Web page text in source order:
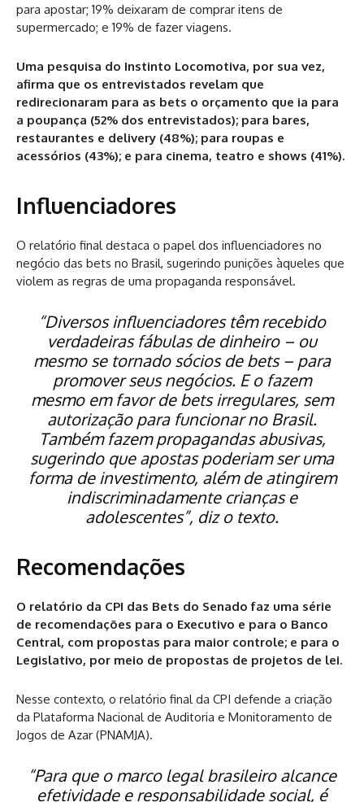
para apostar; 19% deixaram de comprar itens de
supermercado; e 19% de fazer viagens.
Uma pesquisa do Instinto Locomotiva, por sua vez,
afirma que os entrevistados revelam que
redirecionaram para as bets o orçamento que ia para
a poupança (52% dos entrevistados); para bares,
restaurantes e delivery (48%); para roupas e
acessórios (43%); e para cinema, teatro e shows (41%).
Influenciadores
O relatório final destaca o papel dos influenciadores no
negócio das bets no Brasil, sugerindo punições àqueles que
violem as regras de uma propaganda responsável.
“Diversos influenciadores têm recebido
verdadeiras fábulas de dinheiro – ou
mesmo se tornado sócios de bets – para
promover seus negócios. E o fazem
mesmo em favor de bets irregulares, sem
autorização para funcionar no Brasil.
Também fazem propagandas abusivas,
sugerindo que apostas poderiam ser uma
forma de investimento, além de atingirem
indiscriminadamente crianças e
adolescentes”, diz o texto.
Recomendações
O relatório da CPI das Bets do Senado faz uma série
de recomendações para o Executivo e para o Banco
Central, com propostas para maior controle; e para o
Legislativo, por meio de propostas de projetos de lei.
Nesse contexto, o relatório final da CPI defende a criação
da Plataforma Nacional de Auditoria e Monitoramento de
Jogos de Azar (PNAMJA).
“Para que o marco legal brasileiro alcance
efetividade e responsabilidade social, é